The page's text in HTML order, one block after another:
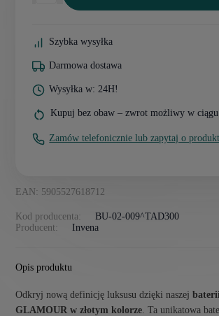
EAN: 5905527618712
Kod producenta:
BU-02-009^TAD300
Producent:
Invena
Szybka wysyłka
Darmowa dostawa
Wysyłka w: 24H!
Kupuj bez obaw – zwrot możliwy w ciągu
Zamów telefonicznie lub zapytaj o produkt
Opis produktu
Odkryj nową definicję luksusu dzięki naszej
GLAMOUR w złotym kolorze . Ta unikatowa